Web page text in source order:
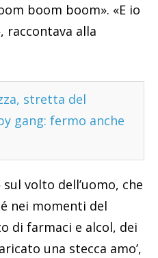
boom boom». «E io
raccontava alla
stretta del
gang: fermo anche
volto dell’uomo, che
nei momenti del
di farmaci e alcol, dei
una stecca amo’,